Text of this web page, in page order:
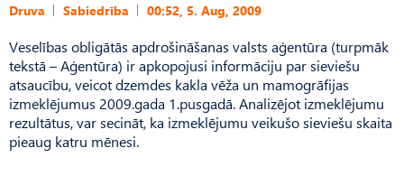
Druva Sabiedrība 00:52, 5. Aug, 2009
Veselības obligātās apdrošināšanas valsts aģentūra (turpmāk
tekstā – Aģentūra) ir apkopojusi informāciju par sieviešu
atsaucību, veicot dzemdes kakla vēža un mamogrāfijas
izmeklējumus 2009.gada 1.pusgadā. Analizējot izmeklējumu
rezultātus, var secināt, ka izmeklējumu veikušo sieviešu skaita
pieaug katru mēnesi.